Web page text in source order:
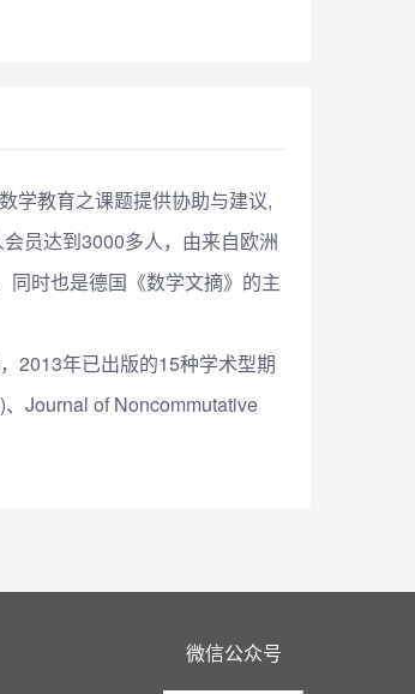
学教育之课题提供协助与建议,
员达到3000多人，由来自欧洲
时也是德国《数学文摘》的主
2013年已出版的15种学术型期
Journal of Noncommutative
微信公众号